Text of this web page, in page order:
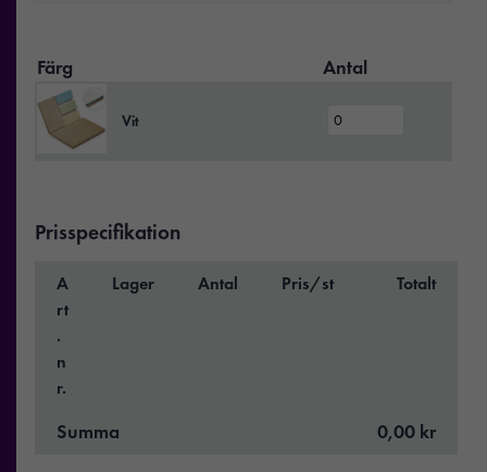
Färg Antal
Vit
Prisspecifikation
A
rt
.
n
r.
Lager Antal Pris/st Totalt
Summa 0,00 kr